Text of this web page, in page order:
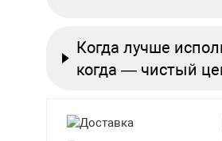
Когда лучше
когда — чистый